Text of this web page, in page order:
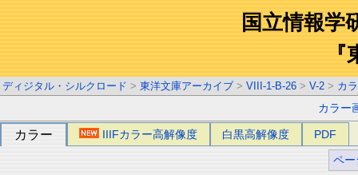
国立情報学
『
ディジタル・シルクロード > 東洋文庫アーカイブ > VIII-1-B-26 > V-2 > カ
カラー
カラー IIIFカラー高解像度 白黒高解像度 PDF
ペー